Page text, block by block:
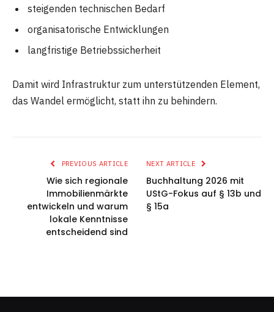
steigenden technischen Bedarf
organisatorische Entwicklungen
langfristige Betriebssicherheit
Damit wird Infrastruktur zum unterstützenden Element,
das Wandel ermöglicht, statt ihn zu behindern.
PREVIOUS ARTICLE
Wie sich regionale
Immobilienmärkte
entwickeln und warum
lokale Kenntnisse
entscheidend sind
NEXT ARTICLE
Buchhaltung 2026 mit
UStG-Fokus auf § 13b und
§ 15a